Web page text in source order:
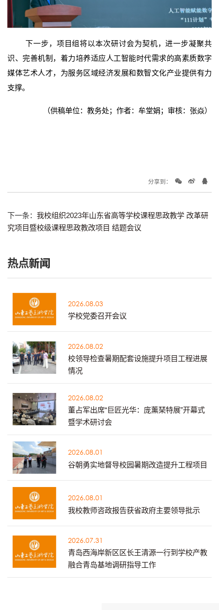
下一步，项目组将以本次研讨会为契机，进一步凝聚共
识、完善机制，着力培养适应人工智能时代需求的高素质数字
媒体艺术人才，为服务区域经济发展和数智文化产业提供有力
支撑。
（供稿单位：教务处；作者： 牟堂娟；审核：张焱）
分享到：
下一条： 我校组织2023年山东省高等学校课程思政教学 改革研
究项目暨校级课程思政教改项目 结题会议
热点新闻
2026.08.03
学校党委召开会议
2026.08.02
校领导检查暑期配套设施提升项目工程进展
情况
2026.08.02
董占军出席“巨匠光华：庞薰琹特展”开幕式
暨学术研讨会
2026.08.01
谷朝勇实地督导校园暑期改造提升工程项目
2026.08.01
我校教师咨政报告获省政府主要领导批示
2026.07.31
青岛西海岸新区区长王清源一行到学校产教
融合青岛基地调研指导工作